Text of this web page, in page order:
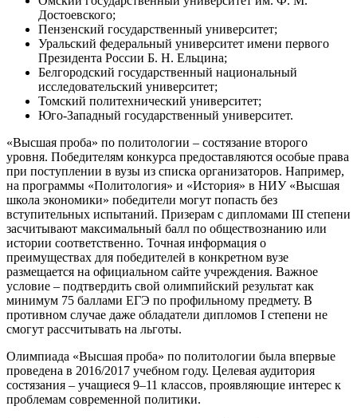
Достоевского;
Пензенский государственный университет;
Уральский федеральный университет имени первого
Президента России Б. Н. Ельцина;
Белгородский государственный национальный
исследовательский университет;
Томский политехнический университет;
Юго-Западный государственный университет.
«Высшая проба» по политологии – состязание второго
уровня. Победителям конкурса предоставляются особые права
при поступлении в вузы из списка организаторов. Например,
на программы «Политология» и «История» в НИУ «Высшая
школа экономики» победители могут попасть без
вступительных испытаний. Призерам с дипломами III степени
засчитывают максимальный балл по обществознанию или
истории соответственно. Точная информация о
преимуществах для победителей в конкретном вузе
размещается на официальном сайте учреждения. Важное
условие – подтвердить свой олимпийский результат как
минимум 75 баллами ЕГЭ по профильному предмету. В
противном случае даже обладатели дипломов I степени не
смогут рассчитывать на льготы.
Олимпиада «Высшая проба» по политологии была впервые
проведена в 2016/2017 учебном году. Целевая аудитория
состязания – учащиеся 9–11 классов, проявляющие интерес к
проблемам современной политики.